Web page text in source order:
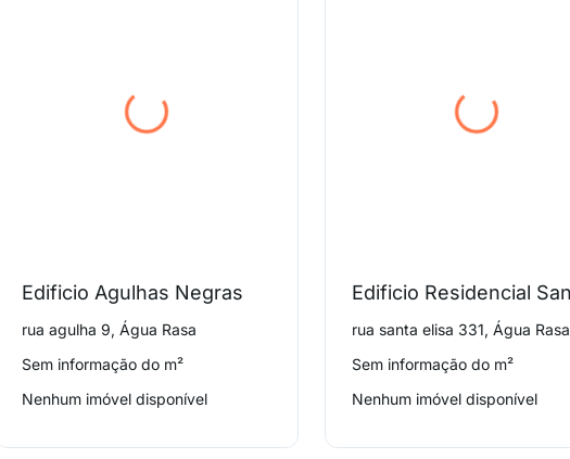
Edificio Agulhas Negras
rua agulha 9, Água Rasa
Sem informação do m²
Nenhum imóvel disponível
rua santa elisa 331, Água Rasa
Sem informação do m²
Nenhum imóvel disponível